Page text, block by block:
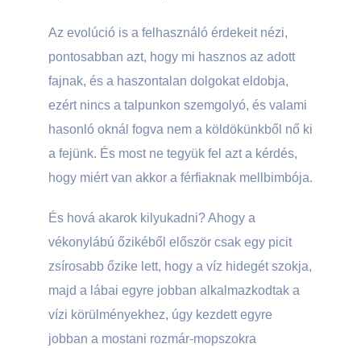
Az evolúció is a felhasználó érdekeit nézi,
pontosabban azt, hogy mi hasznos az adott
fajnak, és a haszontalan dolgokat eldobja,
ezért nincs a talpunkon szemgolyó, és valami
hasonló oknál fogva nem a köldökünkből nő ki
a fejünk. És most ne tegyük fel azt a kérdés,
hogy miért van akkor a férfiaknak mellbimbója.
És hová akarok kilyukadni? Ahogy a
vékonylábú őzikéből először csak egy picit
zsírosabb őzike lett, hogy a víz hidegét szokja,
majd a lábai egyre jobban alkalmazkodtak a
vízi körülményekhez, úgy kezdett egyre
jobban a mostani rozmár-mopszokra